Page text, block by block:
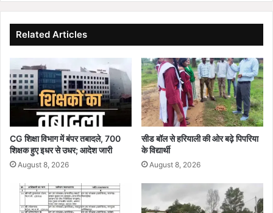
Related Articles
CG शिक्षा विभाग में बंपर तबादले, 700
शिक्षक हुए इधर से उधर; आदेश जारी
August 8, 2026
सीड बॉल से हरियाली की ओर बढ़े पिपरिया
के विद्यार्थी
August 8, 2026